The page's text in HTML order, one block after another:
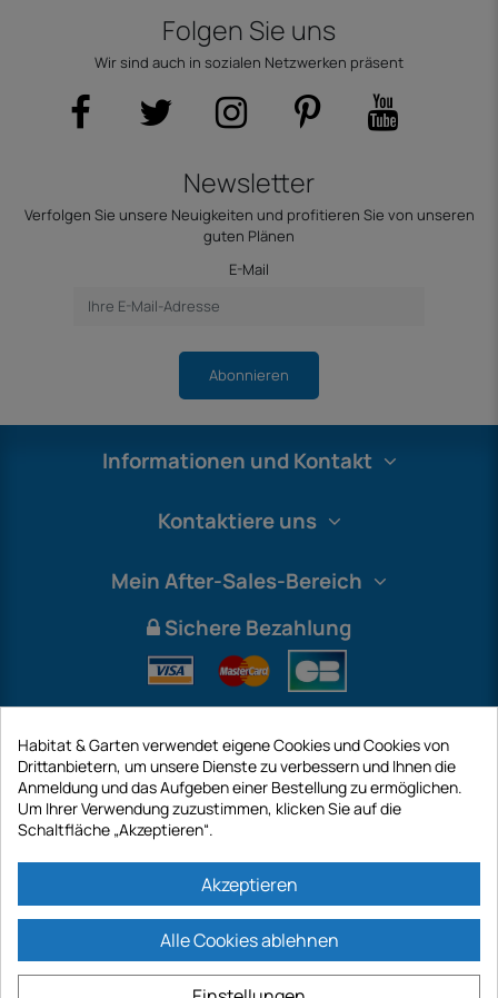
Folgen Sie uns
Wir sind auch in sozialen Netzwerken präsent
Newsletter
Verfolgen Sie unsere Neuigkeiten und profitieren Sie von unseren
guten Plänen
E-Mail
Abonnieren
Informationen und Kontakt
Kontaktiere uns
Mein After-Sales-Bereich
Sichere Bezahlung
International
einem Kapital von 187 203,29 €, 32 Rue de Paradis - PARIS 75010
Habitat & Garten verwendet eigene Cookies und Cookies von
Drittanbietern, um unsere Dienste zu verbessern und Ihnen die
Anmeldung und das Aufgeben einer Bestellung zu ermöglichen.
Um Ihrer Verwendung zuzustimmen, klicken Sie auf die
Schaltfläche „Akzeptieren“.
Akzeptieren
Alle Cookies ablehnen